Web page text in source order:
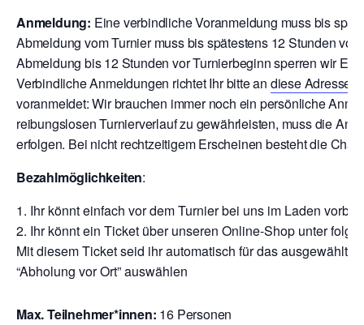
Anmeldung: Eine verbindliche Voranmeldung muss bis
Abmeldung vom Turnier muss bis spätestens 12 Stunden
Abmeldung bis 12 Stunden vor Turnierbeginn sperren wir
Verbindliche Anmeldungen richtet Ihr bitte an diese Adresse
voranmeldet: Wir brauchen immer noch ein persönliche
reibungslosen Turnierverlauf zu gewährleisten, muss die
erfolgen. Bei nicht rechtzeitigem Erscheinen besteht die
Bezahlmöglichkeiten:
Ihr könnt einfach vor dem Turnier bei uns im Laden
Ihr könnt ein Ticket über unseren Online-Shop unter
Mit diesem Ticket seid ihr automatisch für das
“Abholung vor Ort” auswählen
Max. Teilnehmer*innen: 16 Personen